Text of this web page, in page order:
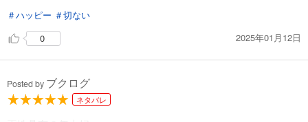
＃ハッピー ＃切ない
0
2025年01月12日
Posted by ブクログ
ネタバレ